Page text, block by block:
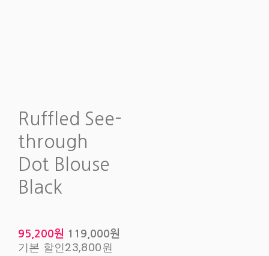
Ruffled See-
through
Dot Blouse
Black
95,200원 119,000원
기본 할인23,800원